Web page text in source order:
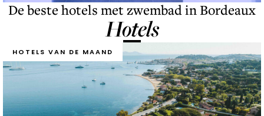
De beste hotels met zwembad in Bordeaux
Hotels
HOTELS VAN DE MAAND